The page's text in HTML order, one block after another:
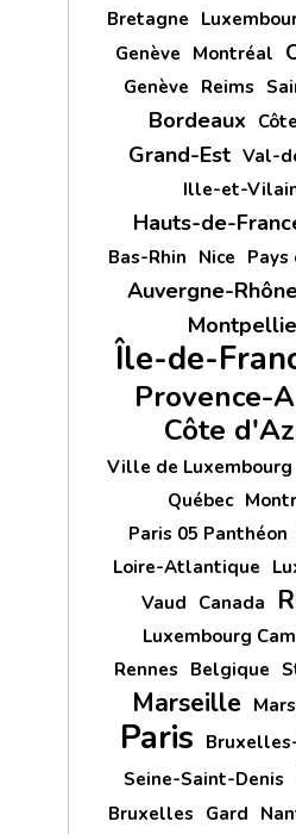
Bretagne
Genève Montréal
Genève Reims
Bordeaux
Grand-Est Val-
Ille-et-
Hauts-de-
Bas-Rhin Nice Pays
Auvergne-
Île-de-
Provence-
Côte
Ville de Luxembourg
Québec
Paris 05 Panthéon
Loire-Atlantique
Vaud Canada
Luxembourg
Rennes Belgique
Marseille
Paris
Seine-Saint-Denis
Bruxelles Gard